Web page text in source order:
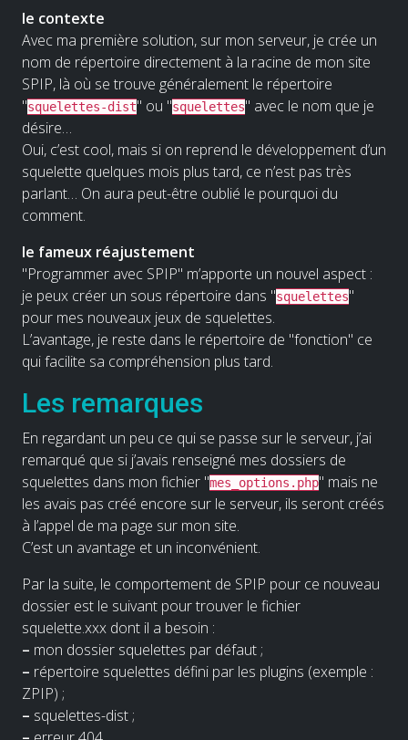
le contexte
Avec ma première solution, sur mon serveur, je crée un
nom de répertoire directement à la racine de mon site
SPIP, là où se trouve généralement le répertoire
"squelettes-dist" ou "squelettes" avec le nom que je
désire…
Oui, c’est cool, mais si on reprend le développement d’un
squelette quelques mois plus tard, ce n’est pas très
parlant… On aura peut-être oublié le pourquoi du
comment.
le fameux réajustement
"Programmer avec SPIP" m’apporte un nouvel aspect :
je peux créer un sous répertoire dans "squelettes"
pour mes nouveaux jeux de squelettes.
L’avantage, je reste dans le répertoire de "fonction" ce
qui facilite sa compréhension plus tard.
Les remarques
En regardant un peu ce qui se passe sur le serveur, j’ai
remarqué que si j’avais renseigné mes dossiers de
squelettes dans mon fichier "mes_options.php" mais ne
les avais pas créé encore sur le serveur, ils seront créés
à l’appel de ma page sur mon site.
C’est un avantage et un inconvénient.
Par la suite, le comportement de SPIP pour ce nouveau
dossier est le suivant pour trouver le fichier
squelette.xxx dont il a besoin :
– mon dossier squelettes par défaut ;
– répertoire squelettes défini par les plugins (exemple :
ZPIP) ;
– squelettes-dist ;